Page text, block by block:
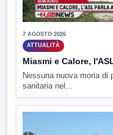
7 AGOSTO 2026
ATTUALITÀ
Miasmi e Calore,
Nessuna nuova moria di
sanitaria nel...